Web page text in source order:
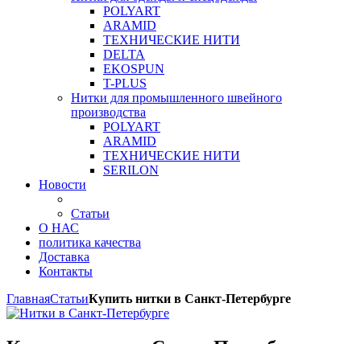
POLYART
ARAMID
ТЕХНИЧЕСКИЕ НИТИ
DELTA
EKOSPUN
T-PLUS
Нитки для промышленного швейного
производства
POLYART
ARAMID
ТЕХНИЧЕСКИЕ НИТИ
SERILON
Новости
Статьи
О НАС
политика качества
Доставка
Контакты
ГлавнаяСтатьиКупить нитки в Санкт-Петербурге